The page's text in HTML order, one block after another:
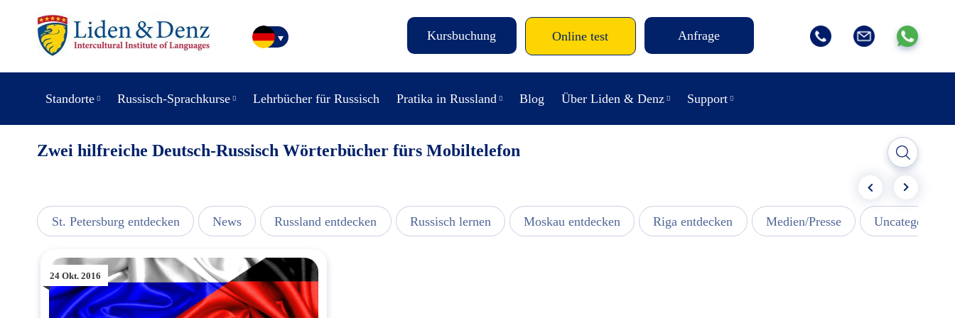
Kursbuchung Online test Anfrage
Standorte Russisch-Sprachkurse Lehrbücher für Russisch Pratika in Russland Blog Über Liden & Denz Support
Zwei hilfreiche Deutsch-Russisch Wörterbücher fürs Mobiltelefon
St. Petersburg entdecken News Russland entdecken Russisch lernen Moskau entdecken Riga entdecken Medien/Presse Uncategorized
24 Okt. 2016